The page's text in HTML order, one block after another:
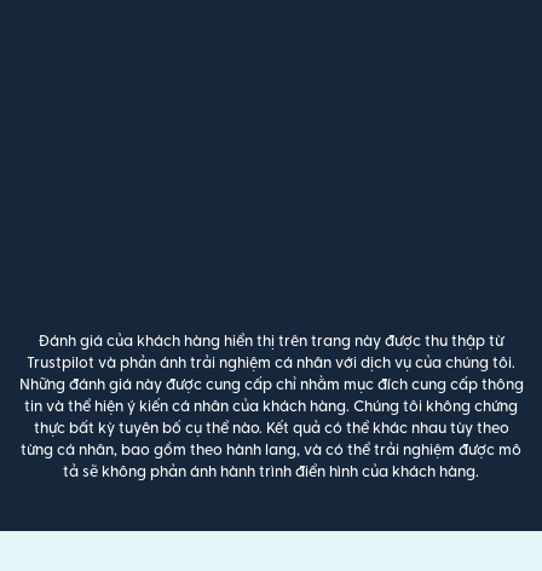
Đánh giá của khách hàng hiển thị trên trang này được thu thập từ
Trustpilot và phản ánh trải nghiệm cá nhân với dịch vụ của chúng tôi.
Những đánh giá này được cung cấp chỉ nhằm mục đích cung cấp thông
tin và thể hiện ý kiến cá nhân của khách hàng. Chúng tôi không chứng
thực bất kỳ tuyên bố cụ thể nào. Kết quả có thể khác nhau tùy theo
từng cá nhân, bao gồm theo hành lang, và có thể trải nghiệm được mô
tả sẽ không phản ánh hành trình điển hình của khách hàng.